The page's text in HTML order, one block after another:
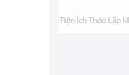
Tiện Ích Tháo Lắp